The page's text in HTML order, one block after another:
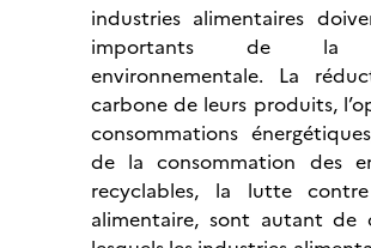
industries alimentaires
importants de la
environnementale. La
carbone de leurs produits,
consommations
de la consommation des
recyclables, la lutte
alimentaire, sont autant de